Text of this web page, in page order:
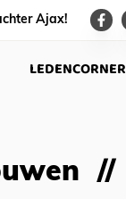
Ajax!
LEDENCORNER